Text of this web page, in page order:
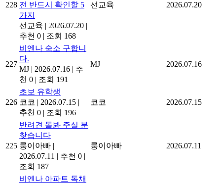
228 전 반드시 확인할 5
가지
선교육 | 2026.07.20 |
추천 0 | 조회 168
선교육 2026.07.20
227
비엔나 숙소 구합니
다.
MJ | 2026.07.16 | 추
천 0 | 조회 191
MJ 2026.07.16
226
초보 유학생
코코 | 2026.07.15 |
추천 0 | 조회 196
코코 2026.07.15
225
반려견 돌봐 주실 분
찾습니다
룽이아빠 |
2026.07.11 | 추천 0 |
조회 187
룽이아빠 2026.07.11
비엔나 아파트 독채